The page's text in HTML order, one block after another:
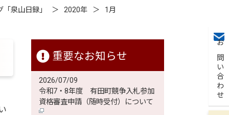
お問い合わせ
泉山日録」 2020年 1月
重要なお知らせ
2026/07/09
令和7・8年度 有田町競争入札参加
資格審査申請（随時受付）について